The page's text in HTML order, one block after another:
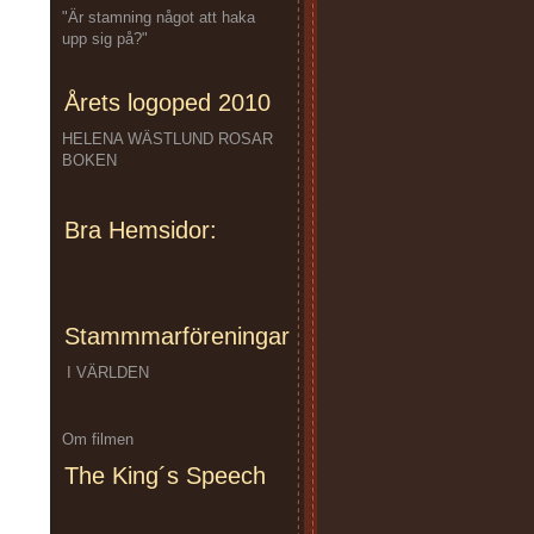
"Är stamning något att haka
upp sig på?"
Årets logoped 2010
HELENA WÄSTLUND ROSAR
BOKEN
Bra Hemsidor:
Stammmarföreningar
I VÄRLDEN
Om filmen
The King´s Speech